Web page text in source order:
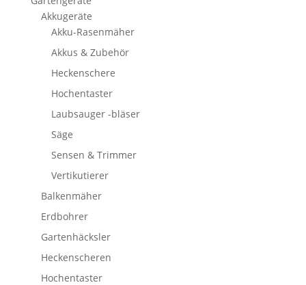
Akkugeräte
Akku-Rasenmäher
Akkus & Zubehör
Heckenschere
Hochentaster
Laubsauger -bläser
Säge
Sensen & Trimmer
Vertikutierer
Balkenmäher
Erdbohrer
Gartenhäcksler
Heckenscheren
Hochentaster